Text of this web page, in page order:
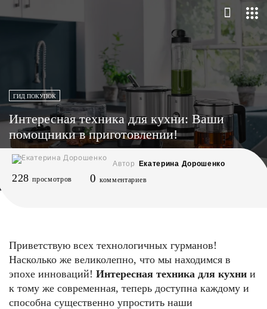
ГИД ПОКУПОК
Интересная техника для кухни: Ваши
помощники в приготовлении!
Автор Екатерина Дорошенко
228 просмотров 0 комментариев
Приветствую всех технологичных гурманов!
Насколько же великолепно, что мы находимся в
эпохе инноваций! Интересная техника для кухни и
к тому же современная, теперь доступна каждому и
способна существенно упростить наши